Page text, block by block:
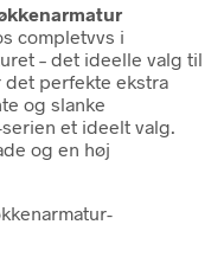
completvvs i
– det ideelle valg til
det perfekte ekstra
og slanke
et ideelt valg.
og en høj